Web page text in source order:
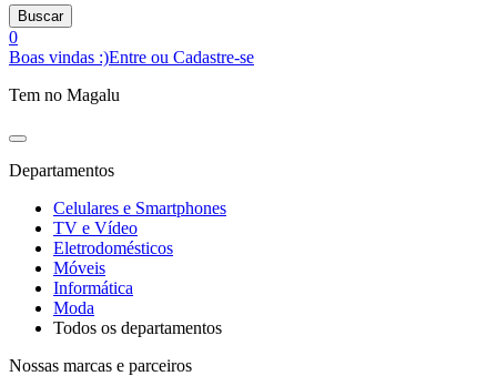
Buscar
0
Boas vindas :)Entre ou Cadastre-se
Tem no Magalu
Departamentos
Celulares e Smartphones
TV e Vídeo
Eletrodomésticos
Móveis
Informática
Moda
Todos os departamentos
Nossas marcas e parceiros